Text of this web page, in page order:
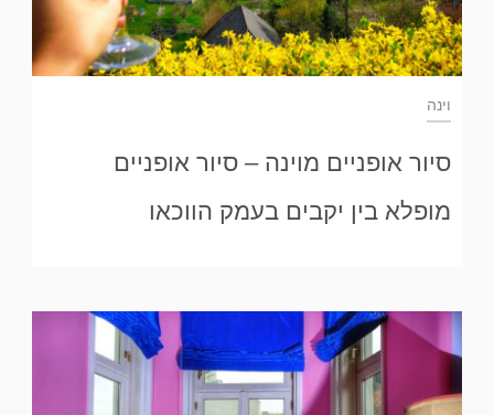
וינה
סיור אופניים מוינה – סיור אופניים
מופלא בין יקבים בעמק הווכאו